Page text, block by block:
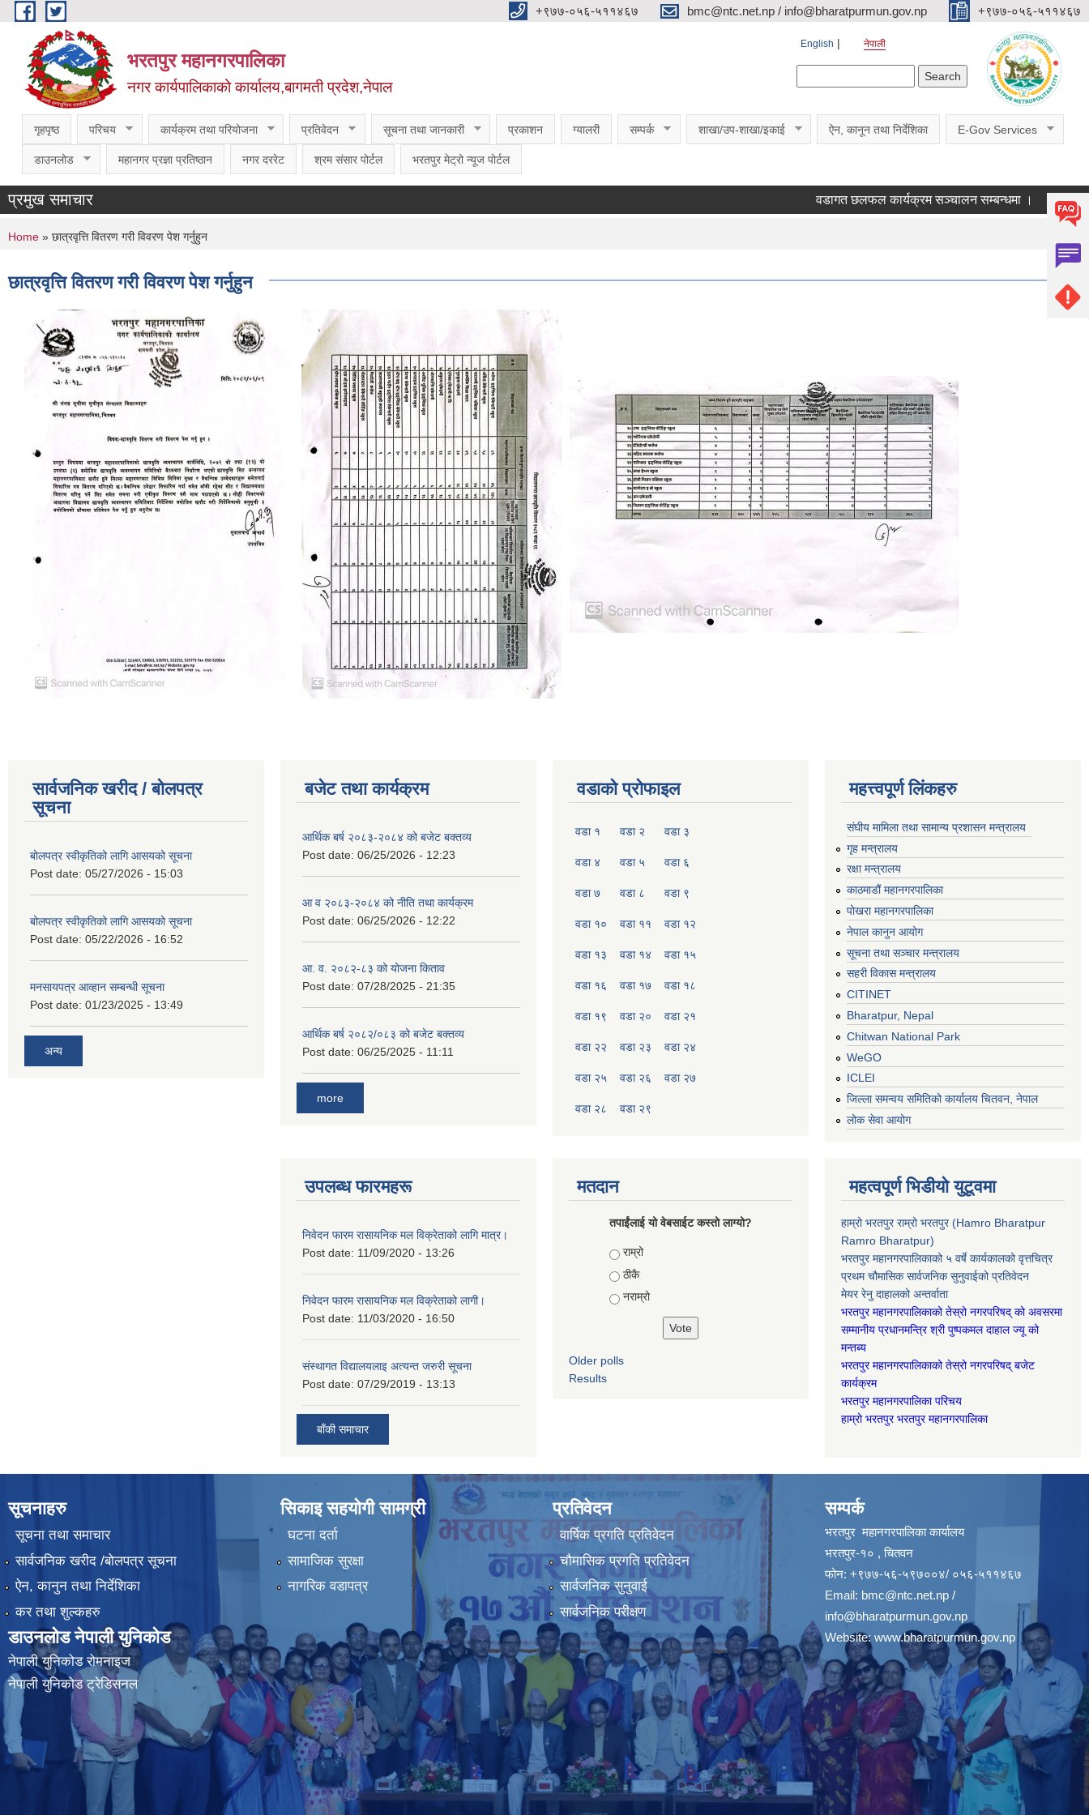
Skip to main content ‌‌+९७७-०५६-५११४६७ bmc@ntc.net.np / info@bharatpurmun.gov.np ‌‌+९७७-०५६-५११४६७
भरतपुर महानगरपालिका
नगर कार्यपालिकाको कार्यालय,बागमती प्रदेश,नेपाल
English नेपाली
गृहपृष्ठ परिचय कार्यक्रम तथा परियोजना प्रतिवेदन सूचना तथा जानकारी प्रकाशन ग्यालरी सम्पर्क शाखा/उप-शाखा/इकाई ऐन, कानून तथा निर्देशिका E-Gov Services
डाउनलोड महानगर प्रज्ञा प्रतिष्ठान नगर दररेट श्रम संसार पोर्टल भरतपुर मेट्रो न्यूज पोर्टल
प्रमुख समाचार वडागत छलफल कार्यक्रम सञ्चालन सम्बन्धमा । कक्षा ११ को
You are here
Home » छात्रवृत्ति वितरण गरी विवरण पेश गर्नुहुन
छात्रवृत्ति वितरण गरी विवरण पेश गर्नुहुन
सार्वजनिक खरीद / बोलपत्र
सूचना
बोलपत्र स्वीकृतिको लागि आसयको सूचना
Post date: 05/27/2026 - 15:03
बोलपत्र स्वीकृतिको लागि आसयको सूचना
Post date: 05/22/2026 - 16:52
मनसायपत्र आव्हान सम्बन्धी सूचना
Post date: 01/23/2025 - 13:49
अन्य
बजेट तथा कार्यक्रम
आर्थिक बर्ष २०८३-२०८४ को बजेट बक्तव्य
Post date: 06/25/2026 - 12:23
आ व २०८३-२०८४ को नीति तथा कार्यक्रम
Post date: 06/25/2026 - 12:22
आ. व. २०८२-८३ को योजना किताव
Post date: 07/28/2025 - 21:35
आर्थिक बर्ष २०८२/०८३ को बजेट बक्तव्य
Post date: 06/25/2025 - 11:11
more
वडाको प्रोफाइल
वडा १ वडा २ वडा ३
वडा ४ वडा ५ वडा ६
वडा ७ वडा ८ वडा ९
वडा १० वडा ११ वडा १२
वडा १३ वडा १४ वडा १५
वडा १६ वडा १७ वडा १८
वडा १९ वडा २० वडा २१
वडा २२ वडा २३ वडा २४
वडा २५ वडा २६ वडा २७
वडा २८ वडा २९
महत्त्वपूर्ण लिंकहरु
संघीय मामिला तथा सामान्य प्रशासन मन्त्रालय
गृह मन्त्रालय
रक्षा मन्त्रालय
काठमाडौं महानगरपालिका
पोखरा महानगरपालिका
नेपाल कानुन आयोग
सूचना तथा सञ्चार मन्त्रालय
सहरी विकास मन्त्रालय
CITINET
Bharatpur, Nepal
Chitwan National Park
WeGO
ICLEI
जिल्ला समन्वय समितिको कार्यालय चितवन, नेपाल
लोक सेवा आयोग
उपलब्ध फारमहरू
निवेदन फारम रासायनिक मल विक्रेताको लागि मात्र।
Post date: 11/09/2020 - 13:26
निवेदन फारम रासायनिक मल विक्रेताको लागी।
Post date: 11/03/2020 - 16:50
संस्थागत विद्यालयलाइ अत्यन्त जरुरी सूचना
Post date: 07/29/2019 - 13:13
बाँकी समाचार
मतदान
तपाईंलाई यो वेबसाईट कस्तो लाग्यो?
Choices
राम्रो
ठीकै
नराम्रो
Older polls
Results
महत्वपूर्ण भिडीयो युटूवमा
हाम्रो भरतपुर राम्रो भरतपुर (Hamro Bharatpur
Ramro Bharatpur)
भरतपुर महानगरपालिकाको ५ वर्षे कार्यकालको वृत्तचित्र
प्रथम चौमासिक सार्वजनिक सुनुवाईको प्रतिवेदन
मेयर रेनु दाहालको अन्तर्वाता
भरतपुर महानगरपालिकाको तेस्रो नगरपरिषद् को अवसरमा
सम्मानीय प्रधानमन्त्रि श्री पुष्पकमल दाहाल ज्यू को
मन्तब्य
भरतपुर महानगरपालिकाको तेस्रो नगरपरिषद् बजेट
कार्यक्रम
भरतपुर महानगरपालिका परिचय
हाम्रो भरतपुर भरतपुर महानगरपालिका
सूचनाहरु
सूचना तथा समाचार
सार्वजनिक खरीद /बोलपत्र सूचना
ऐन, कानुन तथा निर्देशिका
कर तथा शुल्कहरु
डाउनलोड नेपाली युनिकोड
नेपाली युनिकोड रोमनाइज
नेपाली युनिकोड ट्रेडिसनल
सिकाइ सहयोगी सामग्री
घटना दर्ता
सामाजिक सुरक्षा
नागरिक वडापत्र
प्रतिवेदन
वार्षिक प्रगति प्रतिवेदन
चौमासिक प्रगति प्रतिवेदन
सार्वजनिक सुनुवाई
सार्वजनिक परीक्षण
सम्पर्क
भरतपुर महानगरपालिका कार्यालय
भरतपुर-१० , चितवन
फोन: +९७७-५६-५९७००४/ ०५६-५११४६७
Email: bmc@ntc.net.np /
info@bharatpurmun.gov.np
Website: www.bharatpurmun.gov.np